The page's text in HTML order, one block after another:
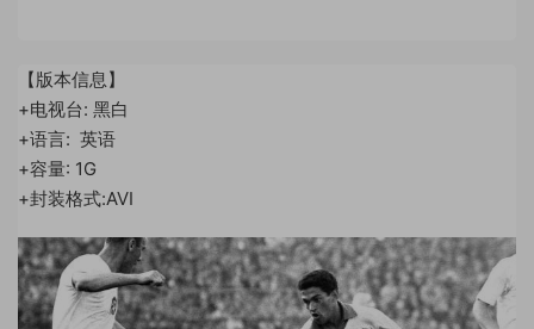
【版本信息】
+电视台: 黑白
+语言: 英语
+容量: 1G
+封装格式:AVI